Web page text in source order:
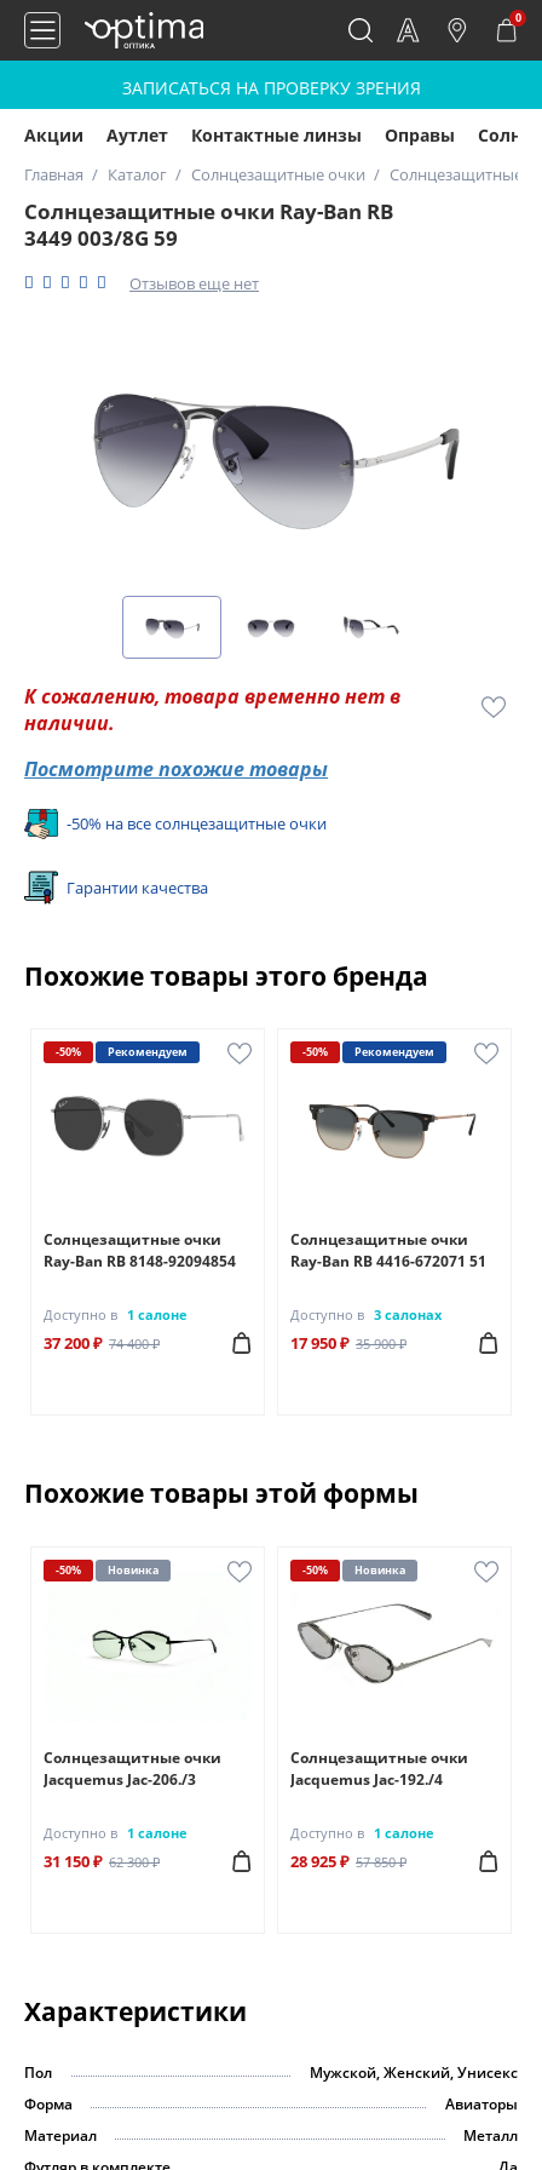
0
ЗАПИСАТЬСЯ НА ПРОВЕРКУ ЗРЕНИЯ
Акции Аутлет Контактные линзы Оправы
Главная Каталог Солнцезащитные очки Солнцезащитные
Солнцезащитные очки Ray-Ban RB
3449 003/8G 59
Отзывов еще нет
К сожалению, товара временно нет в
наличии.
Посмотрите похожие товары
-50% на все солнцезащитные очки
Гарантии качества
Похожие товары этого бренда
-50% Рекомендуем
Солнцезащитные очки
Ray-Ban RB 8148-92094854
Доступно в 1 салоне
37 200 ₽ 74 400 ₽
-50% Рекомендуем
Солнцезащитные очки
Ray-Ban RB 4416-672071 51
Доступно в 3 салонах
17 950 ₽ 35 900 ₽
Похожие товары этой формы
-50% Новинка
Солнцезащитные очки
Jacquemus Jac-206./3
Доступно в 1 салоне
31 150 ₽ 62 300 ₽
-50% Новинка
Солнцезащитные очки
Jacquemus Jac-192./4
Доступно в 1 салоне
28 925 ₽ 57 850 ₽
Характеристики
Пол
Мужской, Женский, Унисекс
Форма
Авиаторы
Материал
Металл